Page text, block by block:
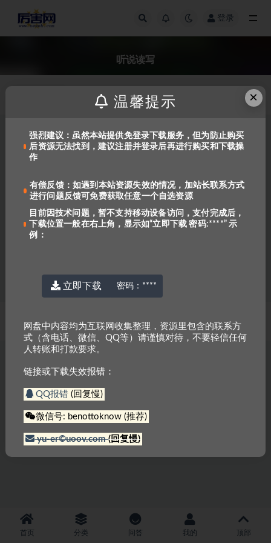
登录
听说读写
最全的两种版本《国家地理
Keynote 》1-6全套高清版 培养
© 2022 厉害网 京ICP备2023000337号-3
首页 分类 问答 我的 顶部
×
温馨提示
强烈建议：虽然本站提供免登录下载服务，但为防止购买
后资源无法找到，建议注册并登录后再进行购买和下载操
作
有偿反馈：如遇到本站资源失效的情况，加站长联系方式
进行问题反馈可免费获取任意一个自选资源
目前因技术问题，暂不支持移动设备访问，支付完成后，
下载位置一般在右上角，显示如“立即下载 密码:****” 示
例：
立即下载 密码： ****
网盘中内容均为互联网收集整理，资源里包含的联系方
式（含电话、微信、QQ等）请谨慎对待，不要轻信任何
人转账和打款要求。
链接或下载失效报错：
QQ报错(回复慢)
微信号: benottoknow (推荐)
yu-er©uoov.com(回复慢)